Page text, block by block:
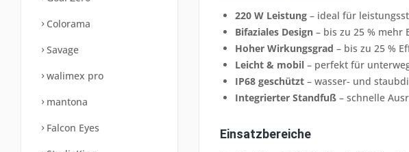
Colorama
Savage
walimex pro
mantona
Falcon Eyes
220 W Leistung – ideal für
Bifaziales Design – bis zu 25 % mehr
Hoher Wirkungsgrad – bis zu 25 %
Leicht & mobil – perfekt für
IP68 geschützt – wasser- und
Integrierter Standfuß – schnelle
Einsatzbereiche